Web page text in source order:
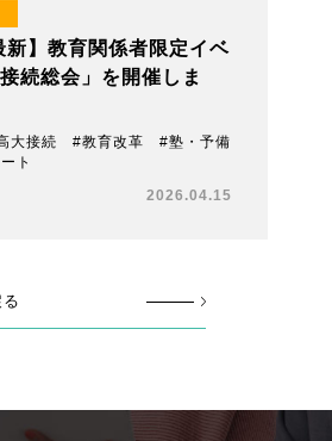
新】教育関係者限定イベ
続総会」を開催しま
大接続 #教育改革 #塾・予備
ト
2026.04.15